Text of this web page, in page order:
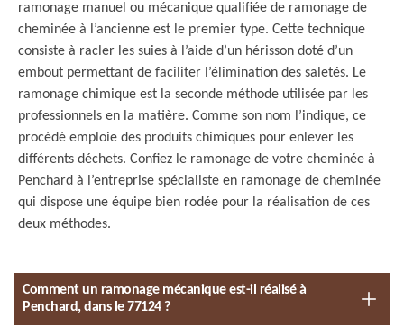
ramonage manuel ou mécanique qualifiée de ramonage de
cheminée à l’ancienne est le premier type. Cette technique
consiste à racler les suies à l’aide d’un hérisson doté d’un
embout permettant de faciliter l’élimination des saletés. Le
ramonage chimique est la seconde méthode utilisée par les
professionnels en la matière. Comme son nom l’indique, ce
procédé emploie des produits chimiques pour enlever les
différents déchets. Confiez le ramonage de votre cheminée à
Penchard à l’entreprise spécialiste en ramonage de cheminée
qui dispose une équipe bien rodée pour la réalisation de ces
deux méthodes.
Comment un ramonage mécanique est-il réalisé à
Penchard, dans le 77124 ?